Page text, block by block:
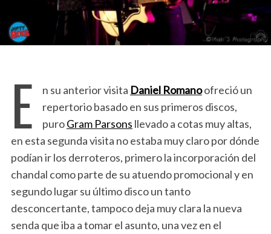
E n su anterior visita Daniel Romanoofreció un
repertorio basado en sus primeros discos,
puroGram Parsons llevado a cotas muy altas,
en esta segunda visita no estaba muy claro por dónde
podían ir los derroteros, primero la incorporación del
chandal como parte de su atuendo promocional y en
segundo lugar su último disco un tanto
desconcertante, tampoco deja muy clara la nueva
senda que iba a tomar el asunto, una vez en el